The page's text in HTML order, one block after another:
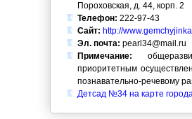
Пороховская, д. 44, корп. 2
Телефон: 222-97-43
Сайт: http://
Эл. почта: pearl34@mail.ru
Примечание:
приоритетным
познавательно-речевому
Детсад №34 на карте